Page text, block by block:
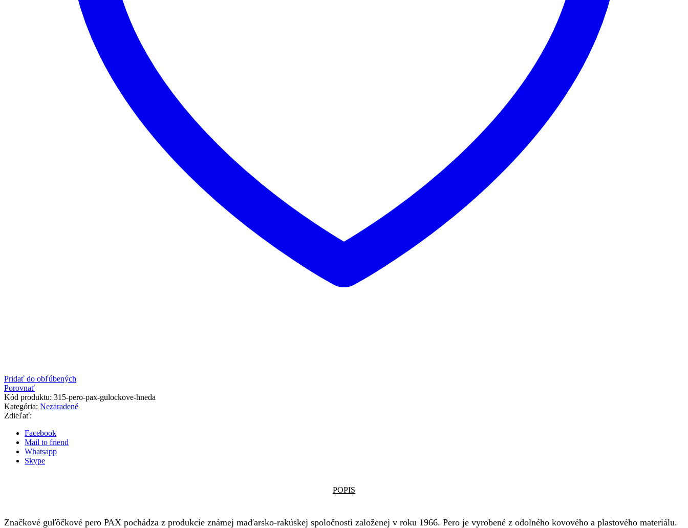
Pridať do obľúbených
Porovnať
Kód produktu: 315-pero-pax-gulockove-hneda
Kategória: Nezaradené
Zdieľať:
Facebook
Mail to friend
Whatsapp
Skype
POPIS
Značkové guľôčkové pero PAX pochádza z produkcie známej maďarsko-rakúskej spoločnosti založenej v roku 1966. Pero je vyrobené z odolného kovového a plastového materiálu.